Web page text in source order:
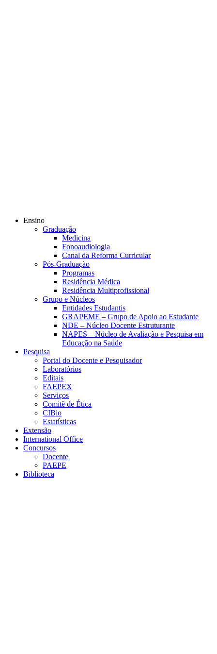
Ensino
Graduação
Medicina
Fonoaudiologia
Canal da Reforma Curricular
Pós-Graduação
Programas
Residência Médica
Residência Multiprofissional
Grupo e Núcleos
Entidades Estudantis
GRAPEME – Grupo de Apoio ao Estudante
NDE – Núcleo Docente Estruturante
NAPES – Núcleo de Avaliação e Pesquisa em
Educação na Saúde
Pesquisa
Portal do Docente e Pesquisador
Laboratórios
Editais
FAEPEX
Serviços
Comitê de Ética
CIBio
Estatísticas
Extensão
International Office
Concursos
Docente
PAEPE
Biblioteca